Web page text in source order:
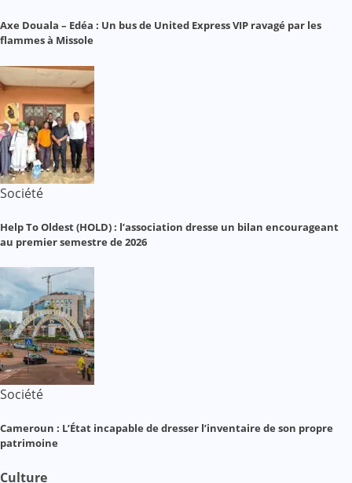
Axe Douala – Edéa : Un bus de United Express VIP ravagé par les
flammes à Missole
Société
Help To Oldest (HOLD) : l’association dresse un bilan encourageant
au premier semestre de 2026
Société
Cameroun : L’État incapable de dresser l’inventaire de son propre
patrimoine
Culture